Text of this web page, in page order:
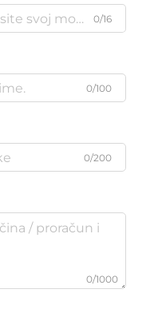
0/16
0/100
0/200
0/1000